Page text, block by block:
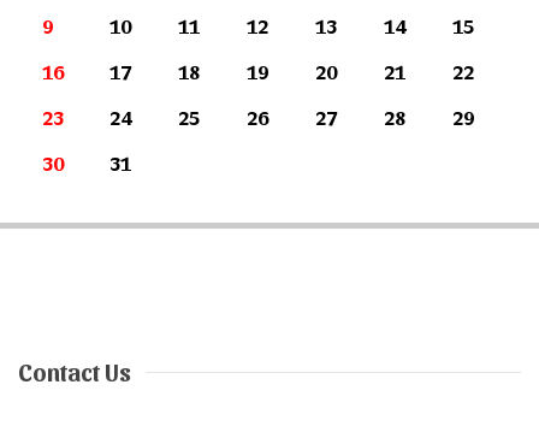
9
10 11 12 13 14
15
16
17 18 19 20 21
22
23
24 25 26 27 28
29
30
31
Contact Us